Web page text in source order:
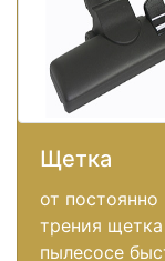
Щетка
от постоянно
трения
пылесосе